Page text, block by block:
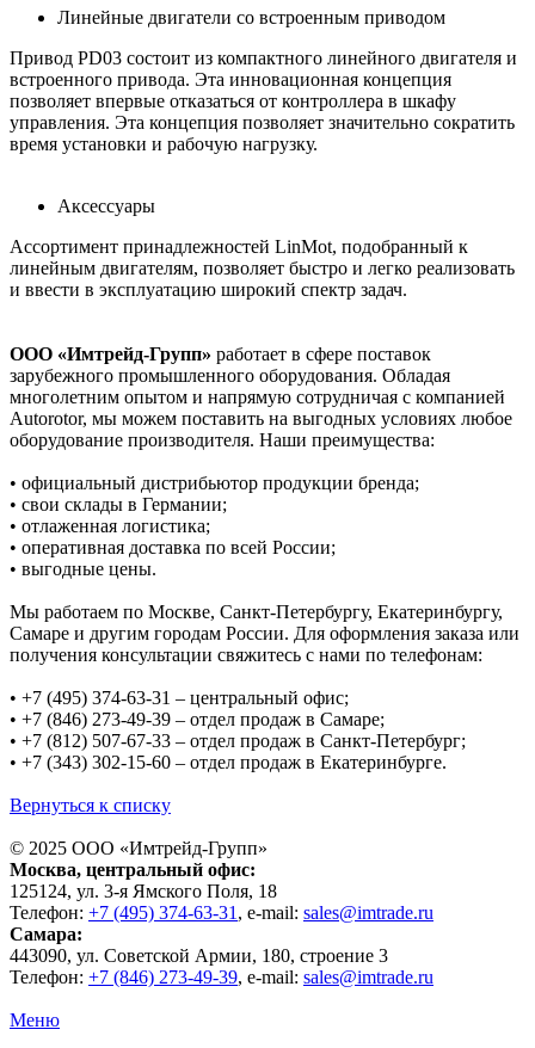
Линейные двигатели со встроенным приводом
Привод PD03 состоит из компактного линейного двигателя и
встроенного привода. Эта инновационная концепция
позволяет впервые отказаться от контроллера в шкафу
управления. Эта концепция позволяет значительно сократить
время установки и рабочую нагрузку.
Аксессуары
Ассортимент принадлежностей LinMot, подобранный к
линейным двигателям, позволяет быстро и легко реализовать
и ввести в эксплуатацию широкий спектр задач.
ООО «Имтрейд-Групп» работает в сфере поставок
зарубежного промышленного оборудования. Обладая
многолетним опытом и напрямую сотрудничая с компанией
Autorotor, мы можем поставить на выгодных условиях любое
оборудование производителя. Наши преимущества:
• официальный дистрибьютор продукции бренда;
• свои склады в Германии;
• отлаженная логистика;
• оперативная доставка по всей России;
• выгодные цены.
Мы работаем по Москве, Санкт-Петербургу, Екатеринбургу,
Самаре и другим городам России. Для оформления заказа или
получения консультации свяжитесь с нами по телефонам:
• +7 (495) 374-63-31 – центральный офис;
• +7 (846) 273-49-39 – отдел продаж в Самаре;
• +7 (812) 507-67-33 – отдел продаж в Санкт-Петербург;
• +7 (343) 302-15-60 – отдел продаж в Екатеринбурге.
Вернуться к списку
© 2025 ООО «Имтрейд-Групп»
Москва, центральный офис:
125124, ул. 3-я Ямского Поля, 18
Телефон: +7 (495) 374-63-31 , e-mail: sales@imtrade.ru
Самара:
443090, ул. Советской Армии, 180, строение 3
Телефон: +7 (846) 273-49-39, e-mail: sales@imtrade.ru
Меню